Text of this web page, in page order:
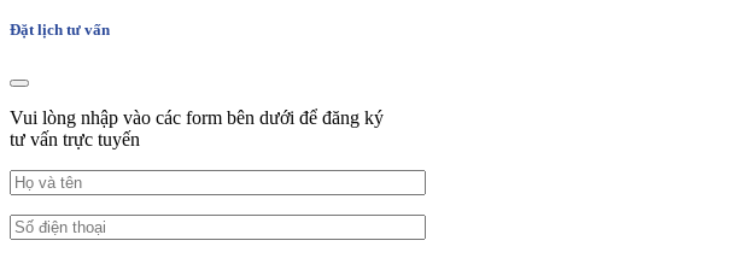
Đặt lịch tư vấn
Vui lòng nhập vào các form bên dưới để đăng ký
tư vấn trực tuyến